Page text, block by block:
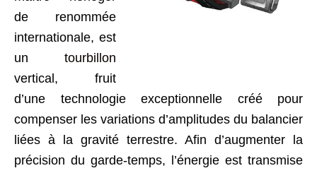
de renommée
internationale, est
un tourbillon
vertical, fruit
d’une technologie exceptionnelle créé pour
compenser les variations d’amplitudes du balancier
liées à la gravité terrestre. Afin d’augmenter la
précision du garde-temps, l’énergie est transmise